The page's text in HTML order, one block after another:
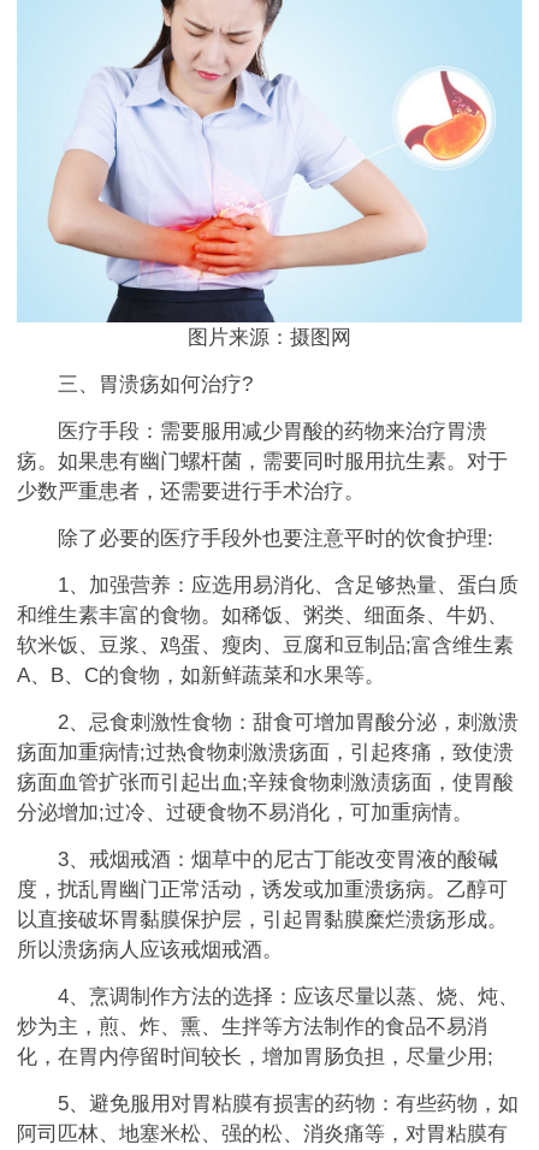
图片来源：摄图网
三、胃溃疡如何治疗?
医疗手段：需要服用减少胃酸的药物来治疗胃溃
疡。如果患有幽门螺杆菌，需要同时服用抗生素。对于
少数严重患者，还需要进行手术治疗。
除了必要的医疗手段外也要注意平时的饮食护理:
1、加强营养：应选用易消化、含足够热量、蛋白质
和维生素丰富的食物。如稀饭、粥类、细面条、牛奶、
软米饭、豆浆、鸡蛋、瘦肉、豆腐和豆制品;富含维生素
A、B、C的食物，如新鲜蔬菜和水果等。
2、忌食刺激性食物：甜食可增加胃酸分泌，刺激溃
疡面加重病情;过热食物刺激溃疡面，引起疼痛，致使溃
疡面血管扩张而引起出血;辛辣食物刺激渍疡面，使胃酸
分泌增加;过冷、过硬食物不易消化，可加重病情。
3、戒烟戒酒：烟草中的尼古丁能改变胃液的酸碱
度，扰乱胃幽门正常活动，诱发或加重溃疡病。乙醇可
以直接破坏胃黏膜保护层，引起胃黏膜糜烂溃疡形成。
所以溃疡病人应该戒烟戒酒。
4、烹调制作方法的选择：应该尽量以蒸、烧、炖、
炒为主，煎、炸、熏、生拌等方法制作的食品不易消
化，在胃内停留时间较长，增加胃肠负担，尽量少用;
5、避免服用对胃粘膜有损害的药物：有些药物，如
阿司匹林、地塞米松、强的松、消炎痛等，对胃粘膜有